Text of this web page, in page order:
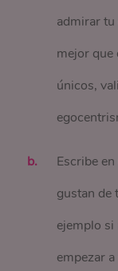
admirar tu
mejor que
únicos,
Escribe
gustan de
ejemplo si
empezar